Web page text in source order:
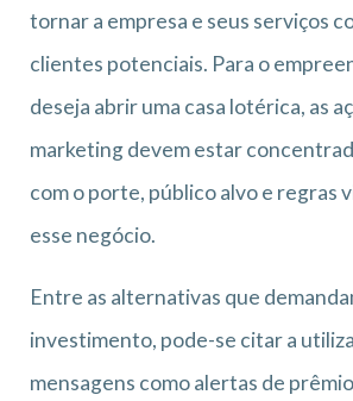
tornar a empresa e seus serviços
clientes potenciais. Para o
deseja abrir uma casa lotérica, as
marketing devem estar
com o porte, público alvo e regras
esse negócio.
Entre as alternativas que
investimento, pode-se citar a
mensagens como alertas de